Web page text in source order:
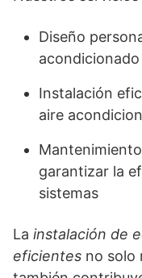
Diseño
Instalación
aire
garantizar la
sistemas
La instalación de
eficientes no solo